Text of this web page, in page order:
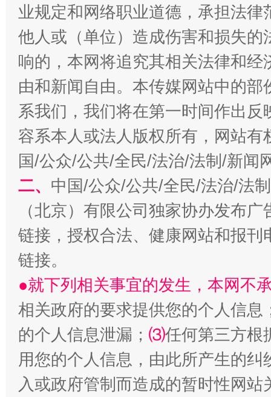
揭开“小金库”的免责幌子
受贿1.44亿！段成刚被判无期 从幼
业规定和网络职业道德，承担法
他人或（单位）造成伤害和损失
响的，本网将追究其相关法律和
由和新闻自由。本传媒网站中的
系我们，我们将在第一时间作出
容系本人或法人版权所有，网站
国/公众/公共/全民/法治/法制/新闻
二、 中国/公众/公共/全民/法治/法
（北京）有限公司独家协办发布
链接，授权合法、健康网站和报
链接。
●就下列相关事宜的发生，本网不
相关政府的要求提供您的个人信息
的个人信息泄漏； ⑶任何第三方根
用您的个人信息，由此所产生的纠
入或政府管制而造成的暂时性网